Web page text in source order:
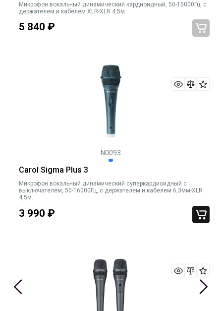
Микрофон вокальный динамический кардиоидный, 50-15000Гц, с
держателем и кабелем XLR-XLR 4,5м.
5 840 ₽
N0093
Carol Sigma Plus 3
Микрофон вокальный динамический суперкардиоидный c
выключателем, 50-16000Гц, с держателем и кабелем 6,3мм-XLR
4,5м.
3 990 ₽